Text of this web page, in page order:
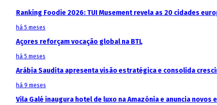
Ranking Foodie 2026: TUI Musement revela as 20 cidades
há 5 meses
Açores reforçam vocação global na BTL
há 5 meses
Arábia Saudita apresenta visão estratégica e consolida
há 9 meses
Vila Galé inaugura hotel de luxo na Amazónia e anuncia